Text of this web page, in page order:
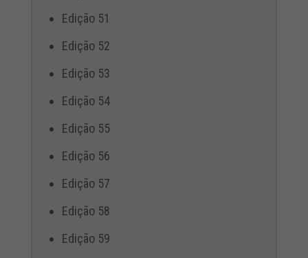
Edição 51
Edição 52
Edição 53
Edição 54
Edição 55
Edição 56
Edição 57
Edição 58
Edição 59